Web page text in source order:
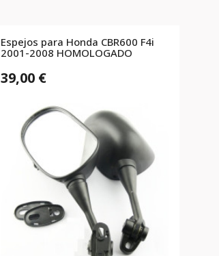
Espejos para Honda CBR600 F4i
2001-2008 HOMOLOGADO
39,00 €